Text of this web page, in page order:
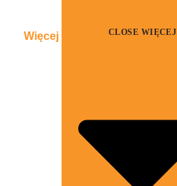
Więcej CLOSE WIĘCEJ